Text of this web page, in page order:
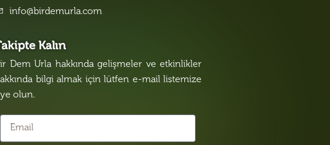
info@birdemurla.com
Kalın
Dem Urla hakkında gelişmeler ve etkinlikler
bilgi almak için lütfen e-mail listemize
olun.